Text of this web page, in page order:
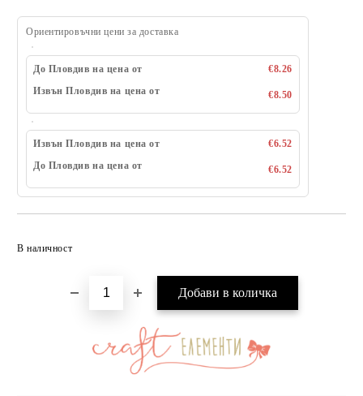
Ориентировъчни цени за доставка
До Пловдив на цена от
€8.26
Извън Пловдив на цена от
€8.50
Извън Пловдив на цена от
€6.52
До Пловдив на цена от
€6.52
В наличност